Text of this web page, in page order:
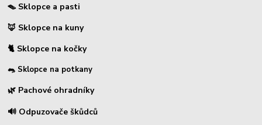
🪤 Sklopce a pasti
🦊 Sklopce na kuny
🐈 Sklopce na kočky
🐀 Sklopce na potkany
🌿 Pachové ohradníky
🔊 Odpuzovače škůdců